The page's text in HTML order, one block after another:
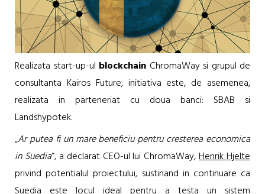
Realizata start-up-ul blockchain ChromaWay si grupul de
consultanta Kairos Future, initiativa este, de asemenea,
realizata in parteneriat cu doua banci: SBAB si
Landshypotek.
„Ar putea fi un mare beneficiu pentru cresterea economica
in Suedia“, a declarat CEO-ul lui ChromaWay,Henrik Hjelte
privind potentialul proiectului, sustinand in continuare ca
Suedia este locul ideal pentru a testa un sistem